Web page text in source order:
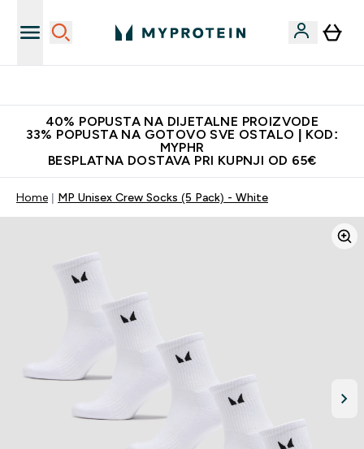
40% POPUSTA NA DIJETALNE PROIZVODE
33% POPUSTA NA GOTOVO SVE OSTALO | KOD:
MYPHR
BESPLATNA DOSTAVA PRI KUPNJI OD 65€
Home MP Unisex Crew Socks (5 Pack) - White